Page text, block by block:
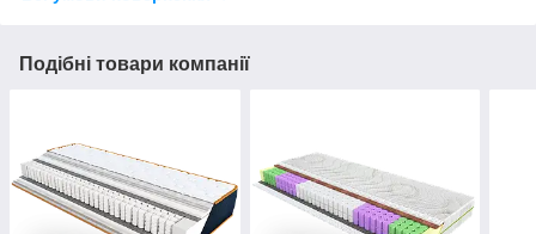
Подібні товари компанії